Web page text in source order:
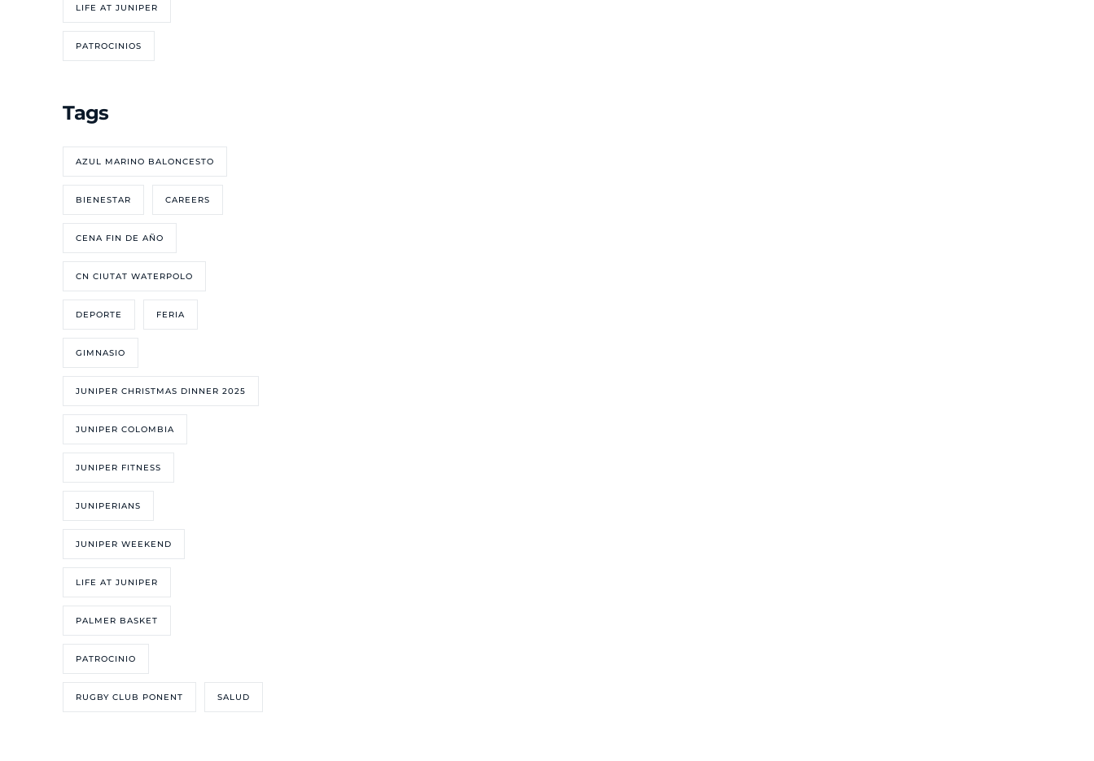
LIFE AT JUNIPER
PATROCINIOS
Tags
AZUL MARINO BALONCESTO
BIENESTAR CAREERS
CENA FIN DE AÑO
CN CIUTAT WATERPOLO
DEPORTE FERIA
GIMNASIO
JUNIPER CHRISTMAS DINNER 2025
JUNIPER COLOMBIA
JUNIPER FITNESS
JUNIPERIANS
JUNIPER WEEKEND
LIFE AT JUNIPER
PALMER BASKET
PATROCINIO
RUGBY CLUB PONENT SALUD